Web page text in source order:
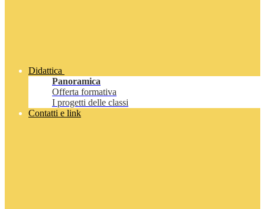
Didattica
Panoramica
Offerta formativa
I progetti delle classi
Contatti e link